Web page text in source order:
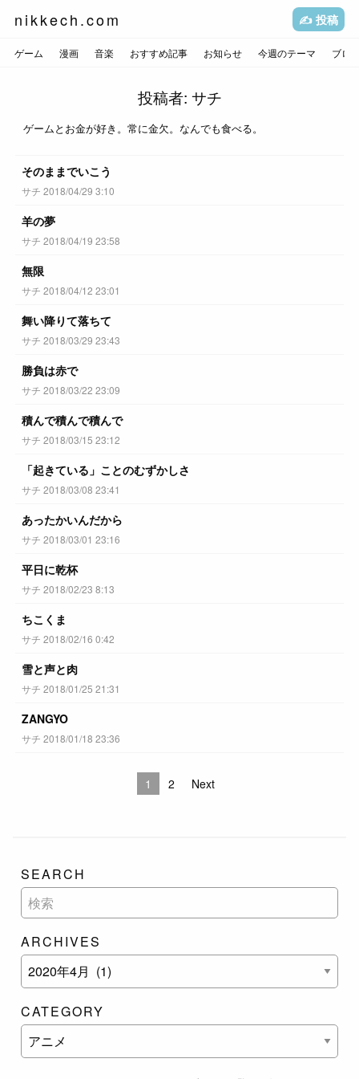
nikkech.com ✍️ 投稿
ゲーム 漫画 音楽 おすすめ記事 お知らせ 今週のテーマ ブロ
投稿者: サチ
ゲームとお金が好き。常に金欠。なんでも食べる。
そのままでいこう
サチ 2018/04/29 3:10
羊の夢
サチ 2018/04/19 23:58
無限
サチ 2018/04/12 23:01
舞い降りて落ちて
サチ 2018/03/29 23:43
勝負は赤で
サチ 2018/03/22 23:09
積んで積んで積んで
サチ 2018/03/15 23:12
「起きている」ことのむずかしさ
サチ 2018/03/08 23:41
あったかいんだから
サチ 2018/03/01 23:16
平日に乾杯
サチ 2018/02/23 8:13
ちこくま
サチ 2018/02/16 0:42
雪と声と肉
サチ 2018/01/25 21:31
ZANGYO
サチ 2018/01/18 23:36
1 2 Next
SEARCH
ARCHIVES
CATEGORY